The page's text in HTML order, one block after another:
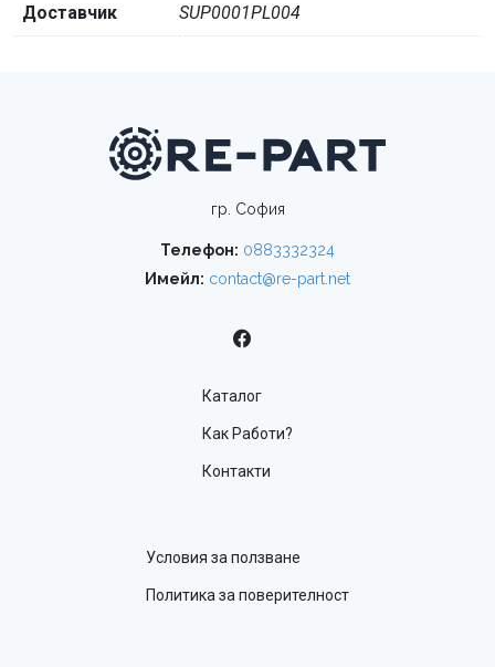
Доставчик SUP0001PL004
гр. София
Телефон: 0883332324
Имейл: contact@re-part.net
Каталог
Как Работи?
Контакти
Условия за ползване
Политика за поверителност